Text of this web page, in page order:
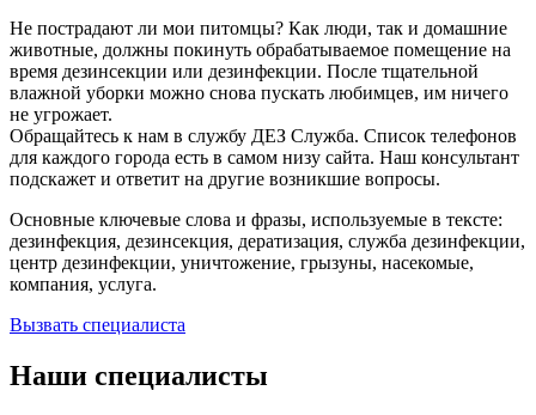
Не пострадают ли мои питомцы? Как люди, так и домашние
животные, должны покинуть обрабатываемое помещение на
время дезинсекции или дезинфекции. После тщательной
влажной уборки можно снова пускать любимцев, им ничего
не угрожает.
Обращайтесь к нам в службу ДЕЗ Служба. Список телефонов
для каждого города есть в самом низу сайта. Наш консультант
подскажет и ответит на другие возникшие вопросы.
Основные ключевые слова и фразы, используемые в тексте:
дезинфекция, дезинсекция, дератизация, служба дезинфекции,
центр дезинфекции, уничтожение, грызуны, насекомые,
компания, услуга.
Вызвать специалиста
Наши специалисты